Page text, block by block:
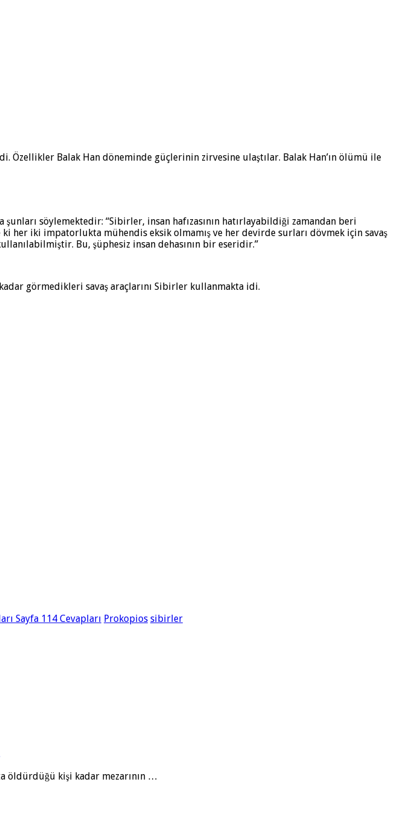
Özellikler Balak Han döneminde güçlerinin zirvesine ulaştılar. Balak Han’ın ölümü ile
söylemektedir: “Sibirler, insan hafızasının hatırlayabildiği zamandan beri
ki her iki impatorlukta mühendis eksik olmamış ve her devirde surları dövmek için savaş
Bu, şüphesiz insan dehasının bir eseridir.”
kadar görmedikleri savaş araçlarını Sibirler kullanmakta idi.
Sayfa 114 Cevapları Prokopios sibirler
öldürdüğü kişi kadar mezarının …